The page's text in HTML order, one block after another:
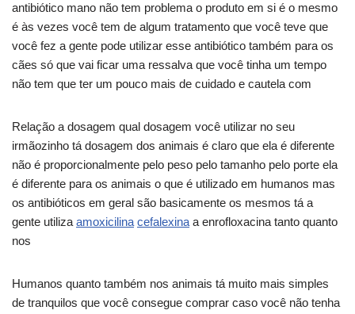
antibiótico mano não tem problema o produto em si é o mesmo
é às vezes você tem de algum tratamento que você teve que
você fez a gente pode utilizar esse antibiótico também para os
cães só que vai ficar uma ressalva que você tinha um tempo
não tem que ter um pouco mais de cuidado e cautela com
Relação a dosagem qual dosagem você utilizar no seu
irmãozinho tá dosagem dos animais é claro que ela é diferente
não é proporcionalmente pelo peso pelo tamanho pelo porte ela
é diferente para os animais o que é utilizado em humanos mas
os antibióticos em geral são basicamente os mesmos tá a
gente utiliza amoxicilina cefalexina a enrofloxacina tanto quanto
nos
Humanos quanto também nos animais tá muito mais simples
de tranquilos que você consegue comprar caso você não tenha